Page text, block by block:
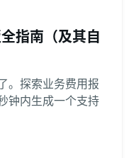
指南（及其自
。探索业务费用报
钟内生成一个支持